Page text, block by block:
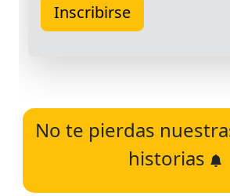
No te pierdas
historias